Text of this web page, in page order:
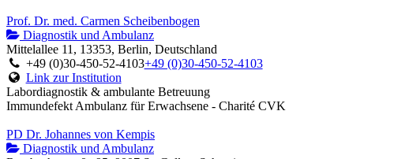
Prof. Dr. med. Carmen Scheibenbogen
Diagnostik und Ambulanz
Mittelallee 11, 13353, Berlin, Deutschland
+49 (0)30-450-52-4103+49 (0)30-450-52-4103
Link zur Institution
Labordiagnostik & ambulante Betreuung
Immundefekt Ambulanz für Erwachsene - Charité CVK
PD Dr. Johannes von Kempis
Diagnostik und Ambulanz